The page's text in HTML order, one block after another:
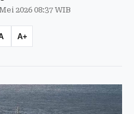
2026 08:37 WIB
A+